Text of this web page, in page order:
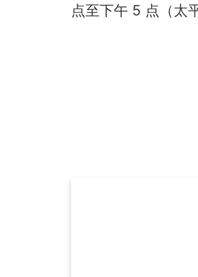
点至下午 5 点（太